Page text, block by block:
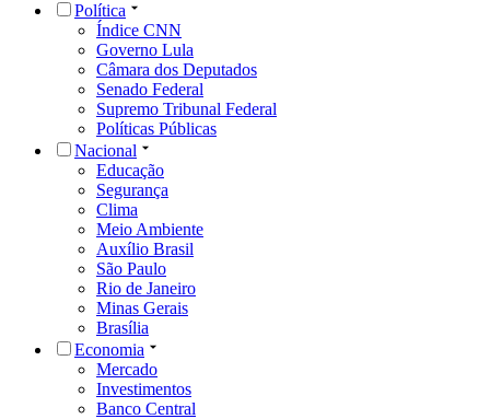
Política
Índice CNN
Governo Lula
Câmara dos Deputados
Senado Federal
Supremo Tribunal Federal
Políticas Públicas
Nacional
Educação
Segurança
Clima
Meio Ambiente
Auxílio Brasil
São Paulo
Rio de Janeiro
Minas Gerais
Brasília
Economia
Mercado
Investimentos
Banco Central